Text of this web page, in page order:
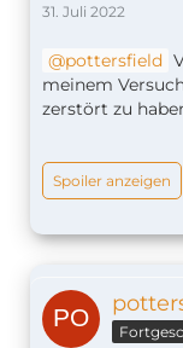
31. Juli 2022
pottersfield
meinem
zerstört zu
Spoiler anzeigen